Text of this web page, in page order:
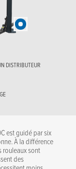
DISTRIBUTEUR
est guidé par six
À la différence
rouleaux sont
des